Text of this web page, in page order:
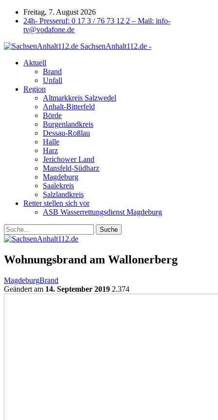
Freitag, 7. August 2026
24h- Presseruf: 0 17 3 / 76 73 12 2 – Mail: info-
tv@vodafone.de
SachsenAnhalt112.de -
Aktuell
Brand
Unfall
Region
Altmarkkreis Salzwedel
Anhalt-Bitterfeld
Börde
Burgenlandkreis
Dessau-Roßlau
Halle
Harz
Jerichower Land
Mansfeld-Südharz
Magdeburg
Saalekreis
Salzlandkreis
Retter stellen sich vor
ASB Wasserrettungsdienst Magdeburg
Wohnungsbrand am Wallonerberg
MagdeburgBrand
Geändert am 14. September 2019 2.374